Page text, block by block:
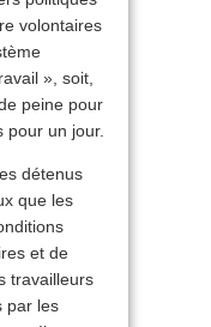
volontaires
», soit,
peine pour
pour un jour.
détenus
que les
et de
travailleurs
par les